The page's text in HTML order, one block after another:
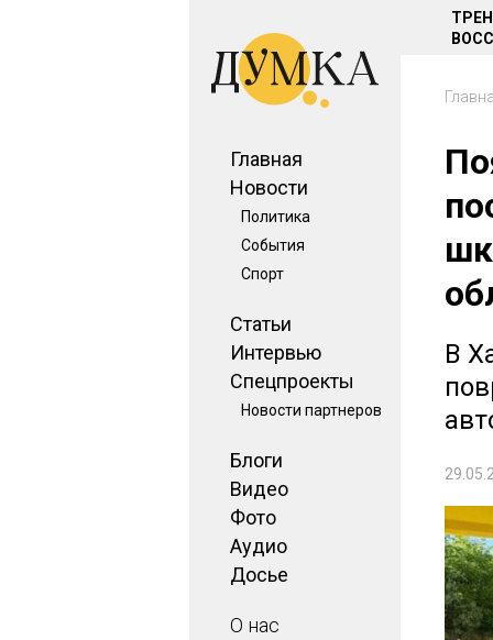
Главная
Новости
Политика
События
Спорт
Статьи
Интервью
Спецпроекты
Новости партнеров
Блоги
Видео
Фото
Аудио
Досье
О нас
В